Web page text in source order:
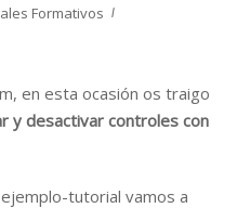
Formativos
en esta ocasión os traigo
y desactivar controles con
tutorial vamos a